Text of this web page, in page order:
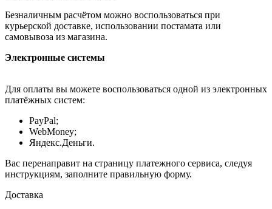
Безналичным расчётом можно воспользоваться при
курьерской доставке, использовании постамата или
самовывоза из магазина.
Электронные системы
Для оплаты вы можете воспользоваться одной из электронных
платёжных систем:
PayPal;
WebMoney;
Яндекс.Деньги.
Вас перенаправит на страницу платежного сервиса, следуя
инструкциям, заполните правильную форму.
Доставка